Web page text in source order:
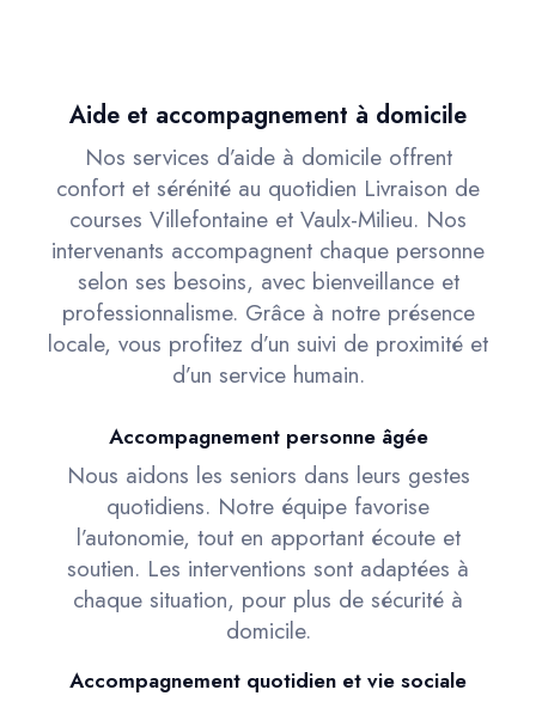
Aide et accompagnement à domicile
Nos services d’aide à domicile offrent
confort et sérénité au quotidien Livraison de
courses Villefontaine et Vaulx-Milieu. Nos
intervenants accompagnent chaque personne
selon ses besoins, avec bienveillance et
professionnalisme. Grâce à notre présence
locale, vous profitez d’un suivi de proximité et
d’un service humain.
Accompagnement personne âgée
Nous aidons les seniors dans leurs gestes
quotidiens. Notre équipe favorise
l’autonomie, tout en apportant écoute et
soutien. Les interventions sont adaptées à
chaque situation, pour plus de sécurité à
domicile.
Accompagnement quotidien et vie sociale